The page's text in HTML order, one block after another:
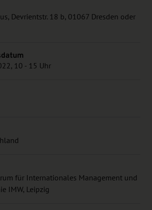
Devrientstr. 18 b, 01067 Dresden oder
10 - 15 Uhr
für Internationales Management und
IMW, Leipzig